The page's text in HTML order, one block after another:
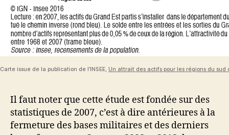
Carte issue de la publication de l’INSEE, Un attrait des actifs pour les régions du sud
Il faut noter que cette étude est fondée sur des
statistiques de 2007, c’est à dire antérieures à la
fermeture des bases militaires et des derniers